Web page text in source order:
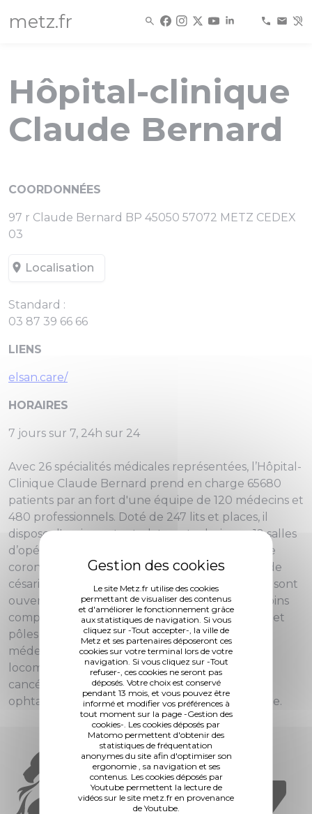
Le site Metz.fr utilise des cookies
permettant de visualiser des contenus
et d'améliorer le fonctionnement grâce
aux statistiques de navigation. Si vous
cliquez sur -Tout accepter-, la ville de
Metz et ses partenaires déposeront ces
cookies sur votre terminal lors de votre
navigation. Si vous cliquez sur -Tout
refuser-, ces cookies ne seront pas
déposés. Votre choix est conservé
pendant 13 mois, et vous pouvez être
informé et modifier vos préférences à
tout moment sur la page -Gestion des
cookies-. Les cookies déposés par
Matomo permettent d'obtenir des
statistiques de fréquentation
anonymes du site afin d'optimiser son
ergonomie , sa navigation et ses
contenus. Les cookies déposés par
Youtube permettent la lecture de
vidéos sur le site metz.fr en provenance
de Youtube.
metz.fr
Hôpital-clinique
Claude Bernard
COORDONNÉES
97 r Claude Bernard BP 45050 57072 METZ CEDEX
03
Localisation
Standard :
03 87 39 66 66
LIENS
elsan.care/
HORAIRES
7 jours sur 7, 24h sur 24
Avec 26 spécialités médicales représentées, l’Hôpital-
Clinique Claude Bernard prend en charge 65680
patients par an fort d'une équipe de 120 médecins et
480 professionnels. Doté de 247 lits et places, il
dispose d'un important plateau technique : 12 salles
d’opération, 5 salles d’accouchement, 2 salles de
coronarographie, 2 salles d'endoscopies, 1 salle de
césarienne. Ses services d'urgence et SOS main sont
ouverts 24h sur 24, 7 jours sur 7. Son offre de soins
complète s'articule autour de multiples filières et
pôles d'excellence : maternité, chirurgie et
médecine cardio-vasculaires, de l'appareil
locomoteur, uro-digestives, gastro-entérologie,
cancérologie, gynécologie, pneumologie, ORL,
ophtalmologie, chirurgie plastique et esthétique.